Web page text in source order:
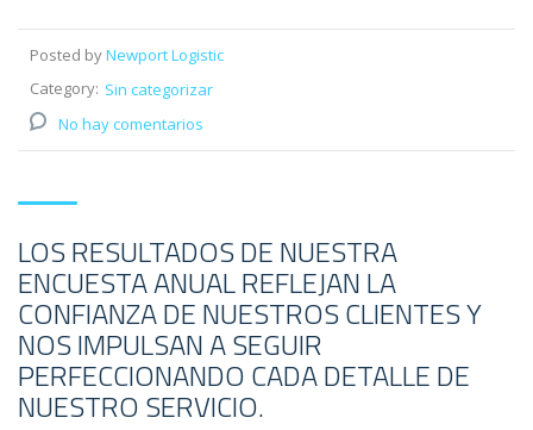
Posted byNewport Logistic
Category: Sin categorizar
No hay comentarios
LOS RESULTADOS DE NUESTRA
ENCUESTA ANUAL REFLEJAN LA
CONFIANZA DE NUESTROS CLIENTES Y
NOS IMPULSAN A SEGUIR
PERFECCIONANDO CADA DETALLE DE
NUESTRO SERVICIO.